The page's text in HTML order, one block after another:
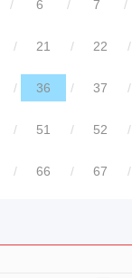
/ 6 / 7 /
/ 21 / 22 /
/ 36 / 37 /
/ 51 / 52 /
/ 66 / 67 /